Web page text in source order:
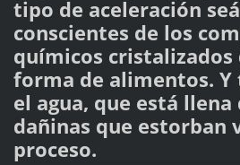
tipo de aceleración
conscientes de los
químicos cristalizados
forma de alimentos.
el agua, que está llena
dañinas que estorban
proceso.